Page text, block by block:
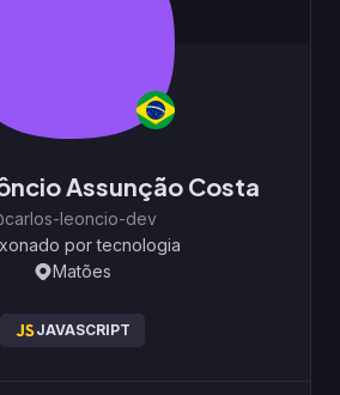
Assunção Costa
leoncio-dev
por tecnologia
Matões
JAVASCRIPT